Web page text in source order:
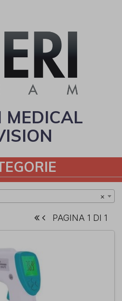
MEDICAL
×
PAGINA 1 DI 1